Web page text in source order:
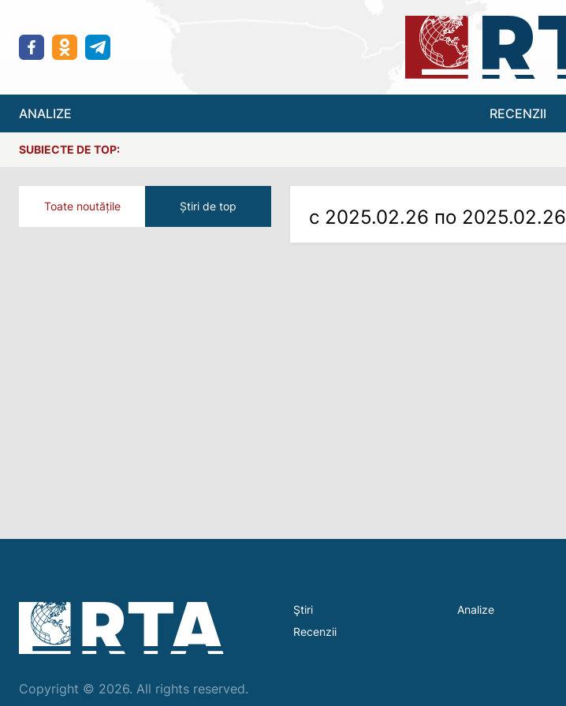
ANALIZE RECENZII
SUBIECTE DE TOP:
Toate noutățile Știri de top с 2025.02.26 по 2025.02.26
Copyright © 2026. All rights reserved.
Ştiri Analize
Recenzii